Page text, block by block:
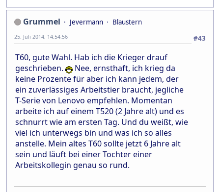
Grummel Jevermann
Blaustern
#43
25. Juli 2014, 14:54:56
T60, gute Wahl. Hab ich die Krieger drauf
geschrieben.
Nee, ernsthaft, ich krieg da
keine Prozente für aber ich kann jedem, der
ein zuverlässiges Arbeitstier braucht, jegliche
T-Serie von Lenovo empfehlen. Momentan
arbeite ich auf einem T520 (2 Jahre alt) und es
schnurrt wie am ersten Tag. Und du weißt, wie
viel ich unterwegs bin und was ich so alles
anstelle. Mein altes T60 sollte jetzt 6 Jahre alt
sein und läuft bei einer Tochter einer
Arbeitskollegin genau so rund.